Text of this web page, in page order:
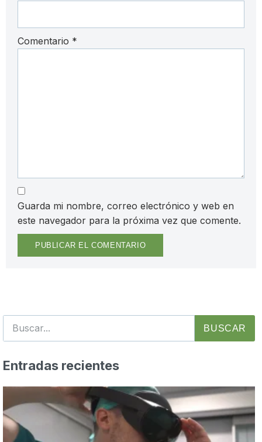
Comentario *
Guarda mi nombre, correo electrónico y web en
este navegador para la próxima vez que comente.
BUSCAR
Entradas recientes